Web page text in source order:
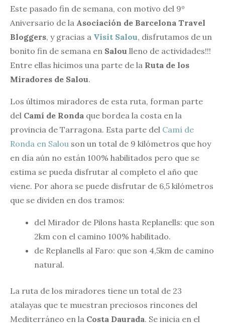
Este pasado fin de semana, con motivo del 9º
Aniversario de la Asociación de Barcelona Travel
Bloggers, y gracias a Visit Salou, disfrutamos de un
bonito fin de semana en Salou lleno de actividades!!!
Entre ellas hicimos una parte de la Ruta de los
Miradores de Salou.
Los últimos miradores de esta ruta, forman parte
del Camí de Ronda que bordea la costa en la
provincia de Tarragona. Esta parte del Camí de
Ronda en Salou son un total de 9 kilómetros que hoy
en día aún no están 100% habilitados pero que se
estima se pueda disfrutar al completo el año que
viene. Por ahora se puede disfrutar de 6,5 kilómetros
que se dividen en dos tramos:
del Mirador de Pilons hasta Replanells: que son
2km con el camino 100% habilitado.
de Replanells al Faro: que son 4,5km de camino
natural.
La ruta de los miradores tiene un total de 23
atalayas que te muestran preciosos rincones del
Mediterráneo en la Costa Daurada. Se inicia en el